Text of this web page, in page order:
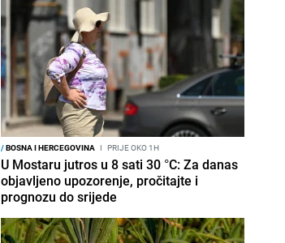
/BOSNA I HERCEGOVINA I PRIJE OKO 1H
U Mostaru jutros u 8 sati 30 °C: Za danas
objavljeno upozorenje, pročitajte i
prognozu do srijede